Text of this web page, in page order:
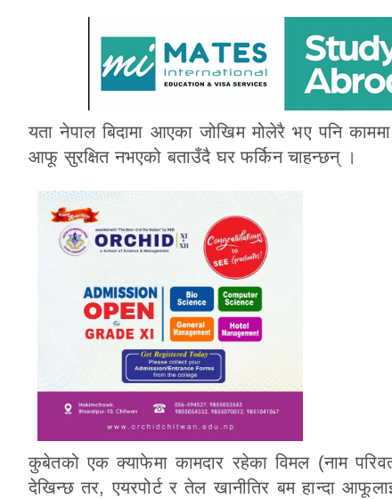
यता नेपाल बिदामा आएका जोखिम मोलेरै भए पनि
आफू सुरक्षित नभएको बताउँदै घर फर्किन चाहन्छन् ।
कुबेतको एक क्याफेमा कामदार रहेका विमल (नाम
देखिन्छ तर, एयरपोर्ट र तेल खानीतिर बम हान्दा